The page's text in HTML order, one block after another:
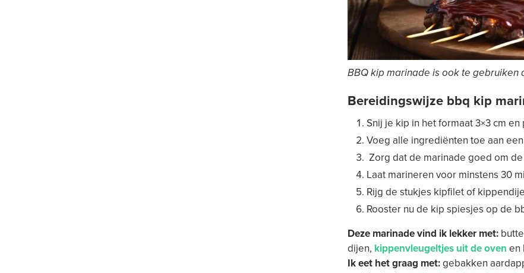
BBQ kip marinade is ook te gebruiken
Bereidingswijze bbq kip
Snij je kip in het formaat 3×3 cm
Voeg alle ingrediënten toe aan
Zorg dat de marinade goed om
Laat marineren voor minstens 30
Rijg de stukjes kipfilet of
Rooster nu de kip spiesjes op de
Deze marinade vind ik lekker met:
dijen, kippenvleugeltjes uit de oven en
Ik eet het graag met:gebakken